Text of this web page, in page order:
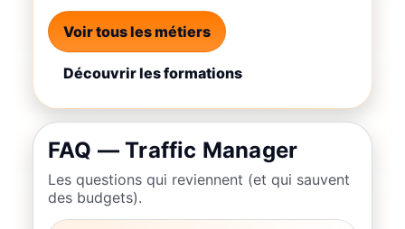
Voir tous les métiers
Découvrir les formations
FAQ — Traffic Manager
Les questions qui reviennent (et qui sauvent
des budgets).